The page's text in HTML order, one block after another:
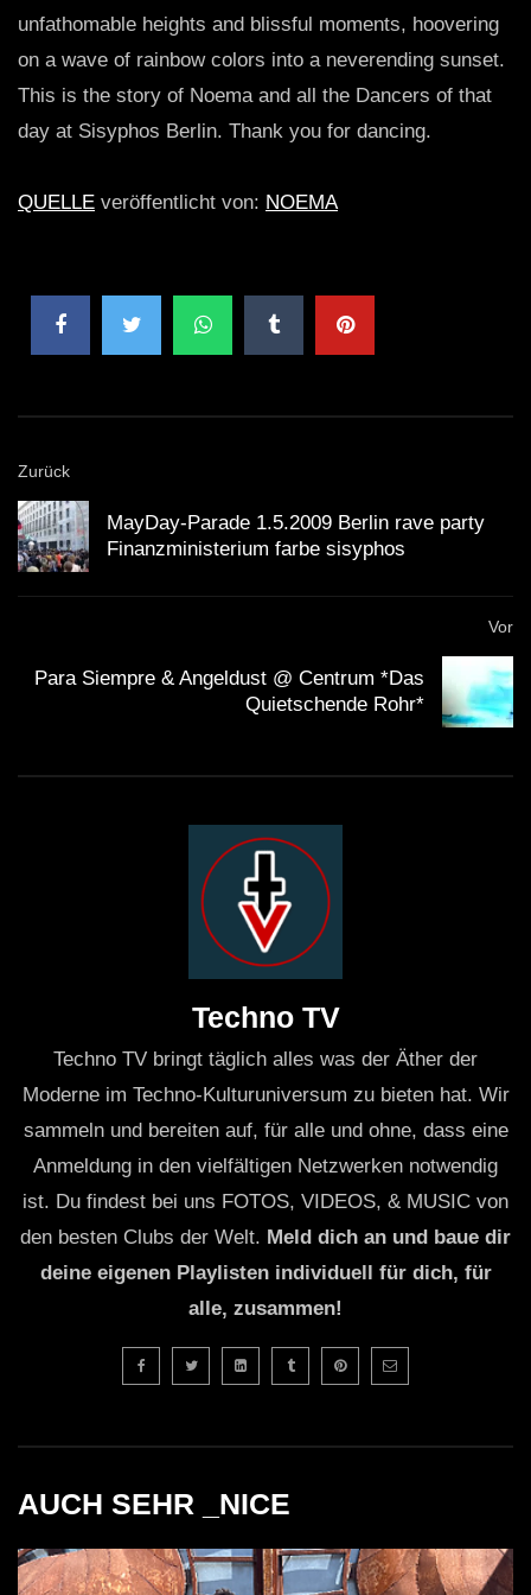
unfathomable heights and blissful moments, hoovering
on a wave of rainbow colors into a neverending sunset.
This is the story of Noema and all the Dancers of that
day at Sisyphos Berlin. Thank you for dancing.
QUELLE veröffentlicht von: NOEMA
Zurück
MayDay-Parade 1.5.2009 Berlin rave party
Finanzministerium farbe sisyphos
Vor
Para Siempre & Angeldust @ Centrum *Das
Quietschende Rohr*
Techno TV
Techno TV bringt täglich alles was der Äther der
Moderne im Techno-Kulturuniversum zu bieten hat. Wir
sammeln und bereiten auf, für alle und ohne, dass eine
Anmeldung in den vielfältigen Netzwerken notwendig
ist. Du findest bei uns FOTOS, VIDEOS, & MUSIC von
den besten Clubs der Welt. Meld dich an und baue dir
deine eigenen Playlisten individuell für dich, für
alle, zusammen!
AUCH SEHR _NICE